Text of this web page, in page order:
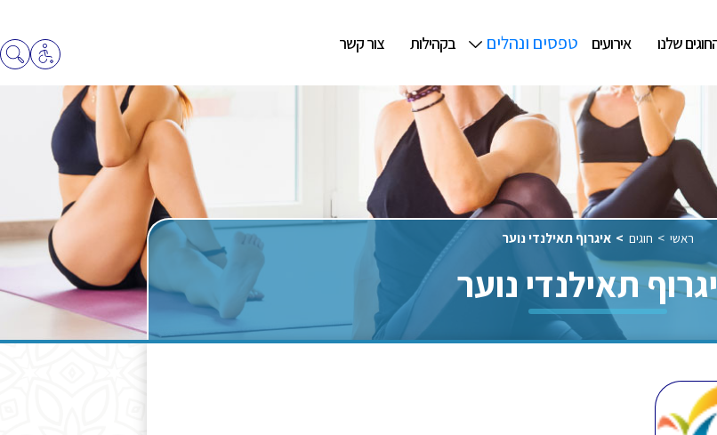
שלנו אירועים טפסים ונהלים בקהילות צור קשר
ראשי חוגים איגרוף תאילנדי נוער
תאילנדי נוער